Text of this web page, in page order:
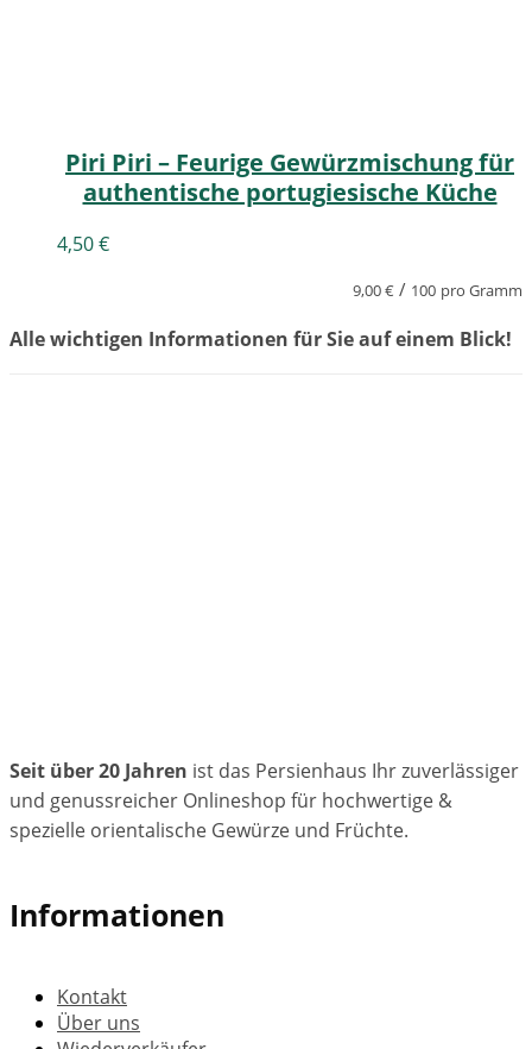
Piri Piri – Feurige Gewürzmischung für
authentische portugiesische Küche
4,50€
9,00€ / 100 pro Gramm
Alle wichtigen Informationen für Sie auf einem Blick!
Seit über 20 Jahren ist das Persienhaus Ihr zuverlässiger
und genussreicher Onlineshop für hochwertige &
spezielle orientalische Gewürze und Früchte.
Informationen
Kontakt
Über uns